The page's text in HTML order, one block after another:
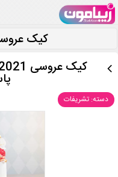
کیک
دسته: تشریفات